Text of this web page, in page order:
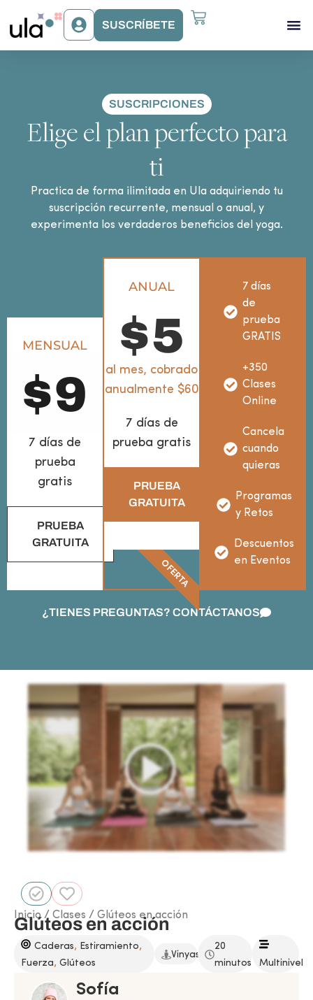
SUSCRÍBETE
SUSCRIPCIONES
Elige el plan perfecto para
ti
Practica de forma ilimitada en Ula adquiriendo tu
suscripción recurrente, mensual o anual, y
experimenta los verdaderos beneficios del yoga.
7 días
de
prueba
GRATIS
+350
Clases
Online
Cancela
cuando
quieras
Programas
y Retos
Descuentos
en Eventos
MENSUAL
$9
7 días de
prueba
gratis
PRUEBA
GRATUITA
ANUAL
$5
al mes, cobrado
anualmente $60
7 días de
prueba gratis
PRUEBA
GRATUITA
OFERTA
¿TIENES PREGUNTAS? CONTÁCTANOS
Inicio/ Clases / Glúteos en acción
Glúteos en acción
Caderas, Estiramiento,
Fuerza, Glúteos
Vinyasa
20
minutos
Multinivel
Sofía